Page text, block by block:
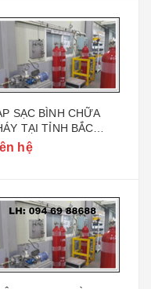
SẠC BÌNH CHỮA
TẠI TỈNH BẮC
hệ